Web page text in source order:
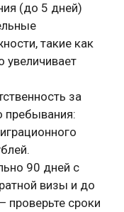
(до 5 дней)
такие как
увеличивает
за
пребывания:
90 дней с
визы и до
проверьте сроки